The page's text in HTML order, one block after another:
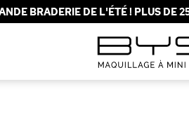
BRADERIE DE L'ÉTÉ ! PLUS DE